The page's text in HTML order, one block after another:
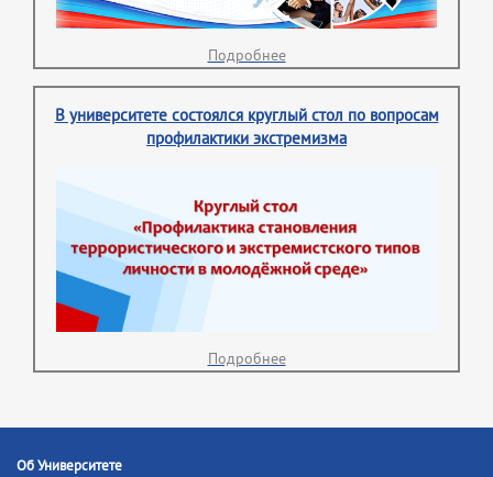
Подробнее
В университете состоялся круглый стол по вопросам
профилактики экстремизма
Подробнее
Об Университете